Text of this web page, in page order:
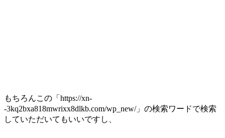
もちろんこの「https://xn-
-3kq2bxa818mwrixx8dlkb.com/wp_new/」の検索ワードで検索
していただいてもいいですし、